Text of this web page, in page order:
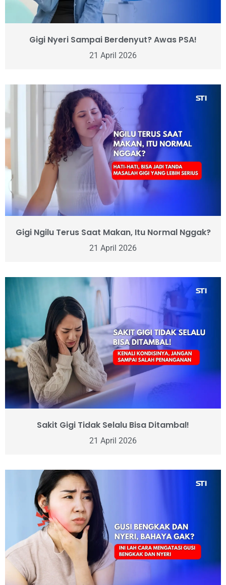
Gigi Nyeri Sampai Berdenyut? Awas PSA!
21 April 2026
Gigi Ngilu Terus Saat Makan, Itu Normal Nggak?
21 April 2026
Sakit Gigi Tidak Selalu Bisa Ditambal!
21 April 2026